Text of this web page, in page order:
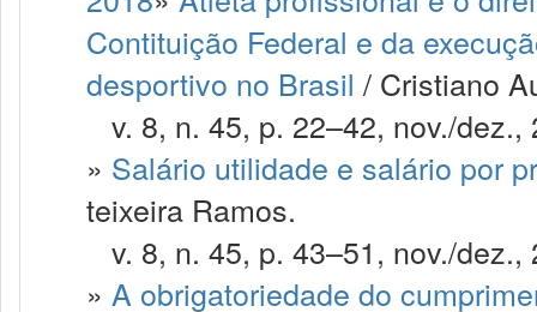
Contituição Federal e da
desportivo no Brasil / Cristiano
v. 8, n. 45, p. 22–42, nov./dez.,
» Salário utilidade e salário por
teixeira Ramos.
v. 8, n. 45, p. 43–51, nov./dez.,
» A obrigatoriedade do